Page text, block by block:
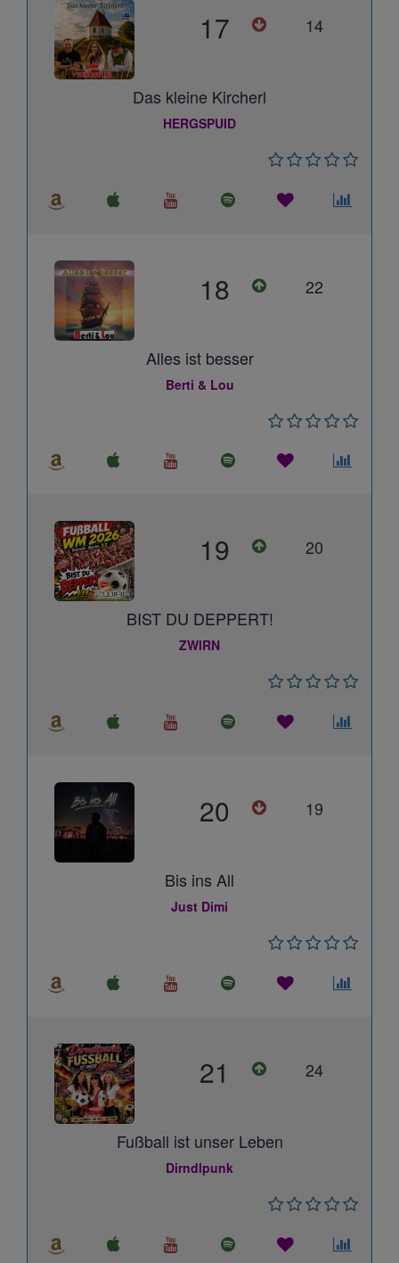
17 14
Das kleine Kircherl
HERGSPUID
18 22
Alles ist besser
Berti & Lou
19 20
BIST DU DEPPERT!
ZWIRN
20 19
Bis ins All
Just Dimi
21 24
Fußball ist unser Leben
Dirndlpunk